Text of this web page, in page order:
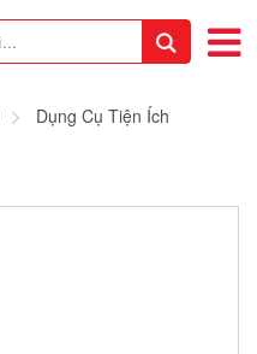
Dụng Cụ Tiện Ích